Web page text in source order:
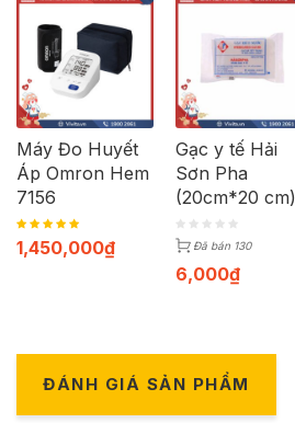
Máy Đo Huyết
Áp Omron Hem
7156
1,450,000₫
Gạc y tế Hải
Sơn Pha
(20cm*20 cm)
Đã bán 130
6,000₫
ĐÁNH GIÁ SẢN PHẨM